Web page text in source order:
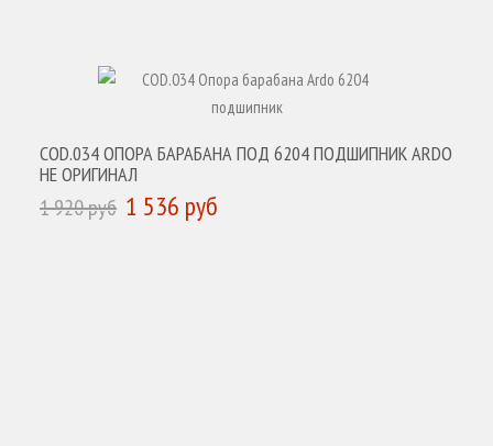
COD.034 ОПОРА БАРАБАНА ПОД 6204 ПОДШИПНИК ARDO
НЕ ОРИГИНАЛ
1 920 руб 1 536 руб